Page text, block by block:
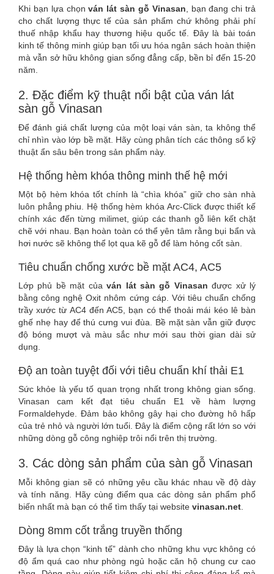
Khi bạn lựa chọnván lát sàn gỗ Vinasan, bạn đang chi trả
cho chất lượng thực tế của sản phẩm chứ không phải phí
thuế nhập khẩu hay thương hiệu quốc tế. Đây là bài toán
kinh tế thông minh giúp bạn tối ưu hóa ngân sách hoàn thiện
mà vẫn sở hữu không gian sống đẳng cấp, bền bỉ đến 15-20
năm.
2. Đặc điểm kỹ thuật nổi bật của ván lát
sàn gỗ Vinasan
Để đánh giá chất lượng của một loại ván sàn, ta không thể
chỉ nhìn vào lớp bề mặt. Hãy cùng phân tích các thông số kỹ
thuật ẩn sâu bên trong sản phẩm này.
Hệ thống hèm khóa thông minh thế hệ mới
Một bộ hèm khóa tốt chính là “chìa khóa” giữ cho sàn nhà
luôn phẳng phiu. Hệ thống hèm khóa Arc-Click được thiết kế
chính xác đến từng milimet, giúp các thanh gỗ liên kết chặt
chẽ với nhau. Bạn hoàn toàn có thể yên tâm rằng bụi bẩn và
hơi nước sẽ không thể lọt qua kẽ gỗ để làm hỏng cốt sàn.
Tiêu chuẩn chống xước bề mặt AC4, AC5
Lớp phủ bề mặt củaván lát sàn gỗ Vinasan được xử lý
bằng công nghệ Oxit nhôm cứng cáp. Với tiêu chuẩn chống
trầy xước từ AC4 đến AC5, bạn có thể thoải mái kéo lê bàn
ghế nhẹ hay để thú cưng vui đùa. Bề mặt sàn vẫn giữ được
độ bóng mượt và màu sắc như mới sau thời gian dài sử
dụng.
Độ an toàn tuyệt đối với tiêu chuẩn khí thải E1
Sức khỏe là yếu tố quan trọng nhất trong không gian sống.
Vinasan cam kết đạt tiêu chuẩn E1 về hàm lượng
Formaldehyde. Đảm bảo không gây hại cho đường hô hấp
của trẻ nhỏ và người lớn tuổi. Đây là điểm cộng rất lớn so với
những dòng gỗ công nghiệp trôi nổi trên thị trường.
3. Các dòng sản phẩm của sàn gỗ Vinasan
Mỗi không gian sẽ có những yêu cầu khác nhau về độ dày
và tính năng. Hãy cùng điểm qua các dòng sản phẩm phổ
biến nhất mà bạn có thể tìm thấy tại website vinasan.net.
Dòng 8mm cốt trắng truyền thống
Đây là lựa chọn “kinh tế” dành cho những khu vực không có
độ ẩm quá cao như phòng ngủ hoặc căn hộ chung cư cao